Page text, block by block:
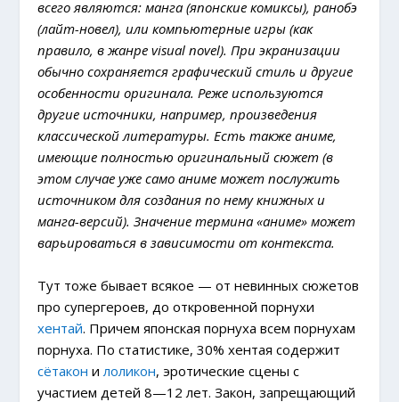
всего являются: манга (японские комиксы), ранобэ
(лайт-новел), или компьютерные игры (как
правило, в жанре visual novel). При экранизации
обычно сохраняется графический стиль и другие
особенности оригинала. Реже используются
другие источники, например, произведения
классической литературы. Есть также аниме,
имеющие полностью оригинальный сюжет (в
этом случае уже само аниме может послужить
источником для создания по нему книжных и
манга-версий). Значение термина «аниме» может
варьироваться в зависимости от контекста.
Тут тоже бывает всякое — от невинных сюжетов
про супергероев, до откровенной порнухи
хентай. Причем японская порнуха всем порнухам
порнуха. По статистике, 30% хентая содержит
сётакон илоликон, эротические сцены с
участием детей 8—12 лет. Закон, запрещающий